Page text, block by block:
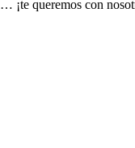
¡te queremos con